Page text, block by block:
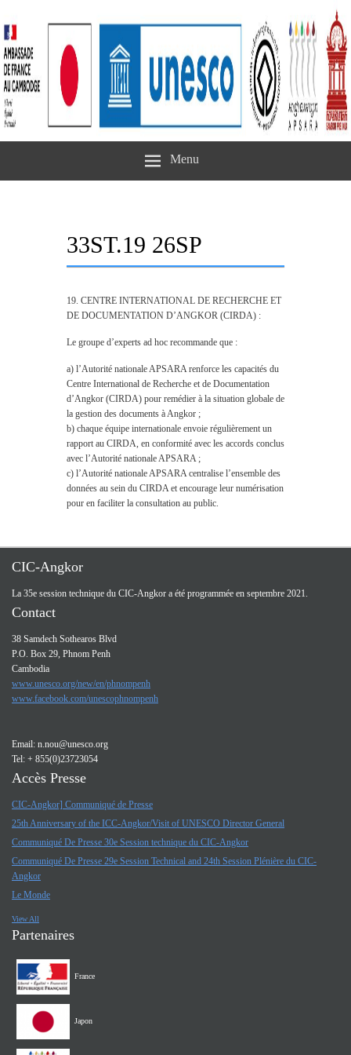
Menu
33ST.19 26SP
19. CENTRE INTERNATIONAL DE RECHERCHE ET
DE DOCUMENTATION D’ANGKOR (CIRDA) :
Le groupe d’experts ad hoc recommande que :
a) l’Autorité nationale APSARA renforce les capacités du
Centre International de Recherche et de Documentation
d’Angkor (CIRDA) pour remédier à la situation globale de
la gestion des documents à Angkor ;
b) chaque équipe internationale envoie régulièrement un
rapport au CIRDA, en conformité avec les accords conclus
avec l’Autorité nationale APSARA ;
c) l’Autorité nationale APSARA centralise l’ensemble des
données au sein du CIRDA et encourage leur numérisation
pour en faciliter la consultation au public.
CIC-Angkor
La 35e session technique du CIC-Angkor a été programmée en septembre 2021.
Contact
38 Samdech Sothearos Blvd
P.O. Box 29, Phnom Penh
Cambodia
www.unesco.org/new/en/phnompenh
www.facebook.com/unescophnompenh
Email: n.nou@unesco.org
Tel: + 855(0)23723054
Accès Presse
CIC-Angkor] Communiqué de Presse
25th Anniversary of the ICC-Angkor/Visit of UNESCO Director General
Communiqué De Presse 30e Session technique du CIC-Angkor
Communiqué De Presse 29e Session Technical and 24th Session Plénière du CIC-
Angkor
Le Monde
View All
Partenaires
France
Japon